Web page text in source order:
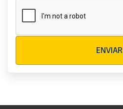
ENVIAR